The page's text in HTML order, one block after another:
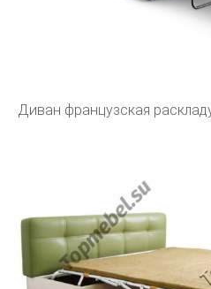
Диван французская